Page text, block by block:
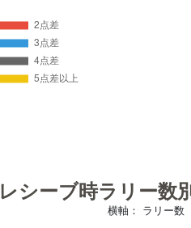
レシーブ時ラリー数
横軸： ラリー数